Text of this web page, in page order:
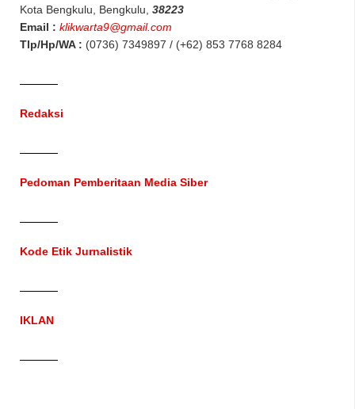
Kota Bengkulu, Bengkulu, 38223
Email : klikwarta9@gmail.com
Tlp/Hp/WA : (0736) 7349897 / (+62) 853 7768 8284
Redaksi
Pedoman Pemberitaan Media Siber
Kode Etik Jurnalistik
IKLAN